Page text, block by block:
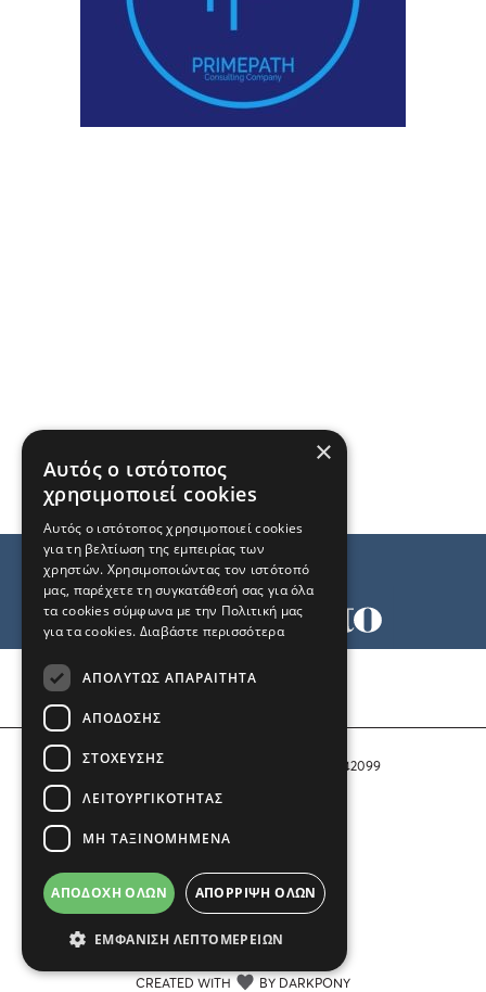
Αριθμός Πιστοποίησης Μ.Η.Τ. 242099
COPYRIGHT © 2026 Το Μανιφέστο
CREATED WITH BY DARKPONY
×
Αυτός ο ιστότοπος
χρησιμοποιεί cookies
Αυτός ο ιστότοπος χρησιμοποιεί cookies
για τη βελτίωση της εμπειρίας των
χρηστών. Χρησιμοποιώντας τον ιστότοπό
μας, παρέχετε τη συγκατάθεσή σας για όλα
τα cookies σύμφωνα με την Πολιτική μας
για τα cookies. Διαβάστε περισσότερα
ΑΠΟΛΎΤΩΣ ΑΠΑΡΑΊΤΗΤΑ
ΑΠΌΔΟΣΗΣ
ΣΤΌΧΕΥΣΗΣ
ΛΕΙΤΟΥΡΓΙΚΌΤΗΤΑΣ
ΜΗ ΤΑΞΙΝΟΜΗΜΈΝΑ
ΑΠΟΔΟΧΉ ΌΛΩΝ ΑΠΌΡΡΙΨΗ ΌΛΩΝ
ΕΜΦΆΝΙΣΗ ΛΕΠΤΟΜΕΡΕΙΏΝ